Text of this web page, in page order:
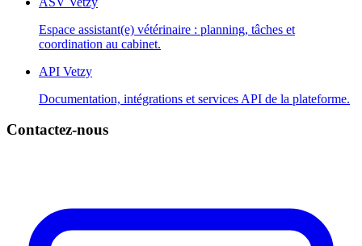
Espace assistant(e) vétérinaire : planning, tâches et
coordination au cabinet.
API Vetzy
Documentation, intégrations et services API de la plateforme.
Contactez-nous